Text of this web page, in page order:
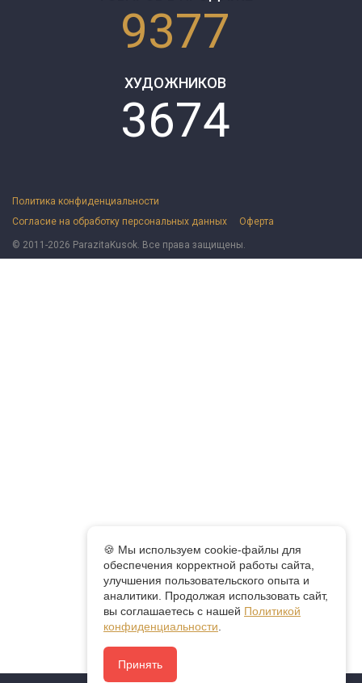
9377
ХУДОЖНИКОВ
3674
🍪 Мы используем cookie-файлы для
обеспечения корректной работы сайта,
улучшения пользовательского опыта и
аналитики. Продолжая использовать сайт,
вы соглашаетесь с нашей Политикой
конфиденциальности
Принять
Политика конфиденциальности
Согласие на обработку персональных данных
Оферта
© 2011-2026 ParazitaKusok. Все права защищены.